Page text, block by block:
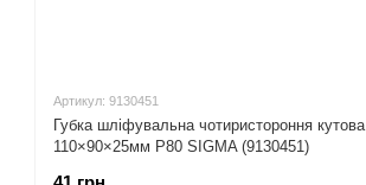
Артикул: 9130451
Губка шліфувальна чотиристороння кутова
110×90×25мм P80 SIGMA (9130451)